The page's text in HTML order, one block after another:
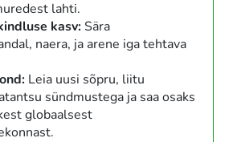
lahti.
kasv:Sära
naera, ja arene iga tehtava
Leia uusi sõpru, liitu
sündmustega ja saa osaks
globaalsest